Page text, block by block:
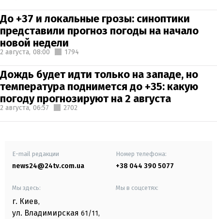
До +37 и локальные грозы: синоптики
представили прогноз погоды на начало
новой недели
2 августа, 08:00 1794
Дождь будет идти только на западе, но
температура поднимется до +35: какую
погоду прогнозируют на 2 августа
2 августа, 06:57 2702
E-mail редакции
news24@24tv.com.ua
Номер телефона:
+38 044 390 5077
Мы здесь:
г. Киев,
ул. Владимирская 61/11,
Мы в соцсетях: